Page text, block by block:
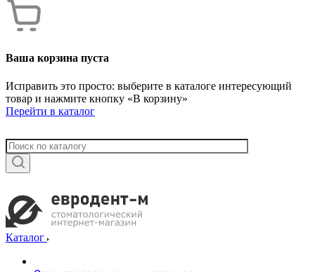
Ваша корзина пуста
Исправить это просто: выберите в каталоге интересующий
товар и нажмите кнопку «В корзину»
Перейти в каталог
Каталог